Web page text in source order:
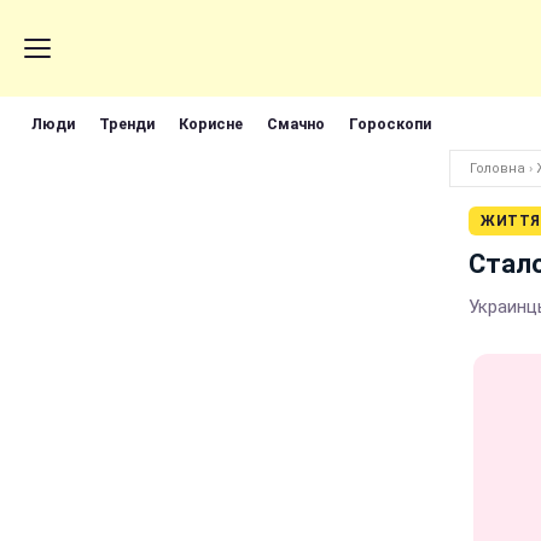
Люди Тренди Корисне Смачно Гороскопи
Головна ›
ЖИТТЯ